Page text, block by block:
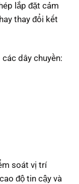
lắp đặt cảm
thay đổi kết
dây chuyền:
soát vị trí
độ tin cậy và